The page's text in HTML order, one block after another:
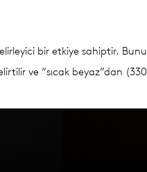
bir etkiye sahiptir.
ve “sıcak beyaz”dan